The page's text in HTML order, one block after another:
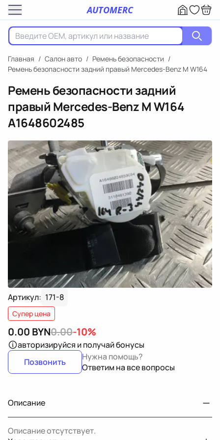
AUTOMERC
Главная / Салон авто / Ремень безопасности /
Ремень безопасности задний правый Mercedes-Benz M W164
Ремень безопасности задний
правый Mercedes-Benz M W164
A1648602485
Артикул: 171-8
Супер цена
0.00 BYN0.00-10%
авторизируйся и получай бонусы
Позвонить
Нужна помощь?
Ответим на все вопросы
Описание
Описание отсутствует.